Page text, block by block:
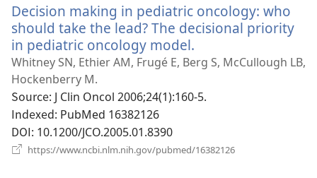
창
열
기)
Decision making in pediatric oncology: who
should take the lead? The decisional priority
in pediatric oncology model.
로
창
Whitney SN, Ethier AM, Frugé E, Berg S, McCullough LB,
Hockenberry M.
Source‎: J Clin Oncol 2006;24(1):160-5.
Indexed‎: PubMed 16382126
DOI‎: 10.1200/JCO.2005.01.8390
https://www.ncbi.nlm.nih.gov/pubmed/16382126